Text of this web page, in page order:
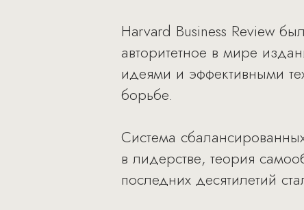
Harvard Business Review
авторитетное в мире
идеями и эффективными
борьбе.
Система
в лидерстве, теория
последних десятилетий